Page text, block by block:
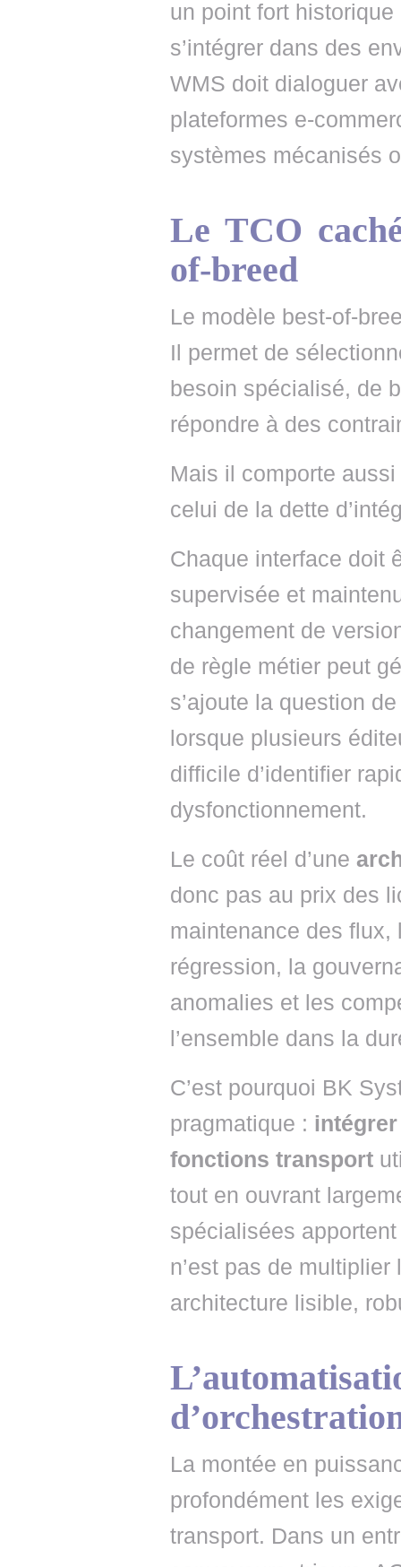
un point fort
s’intégrer dans des
WMS doit dialoguer
plateformes e-
systèmes mécanisés
Le TCO
of-breed
Le modèle best-of-
Il permet de
besoin spécialisé, de
répondre à des
Mais il comporte
celui de la dette
Chaque interface doit
supervisée et
changement de
de règle métier peut
s’ajoute la question
lorsque plusieurs
difficile d’identifier
dysfonctionnement.
Le coût réel d’une
donc pas au prix des
maintenance des
régression, la
anomalies et les
l’ensemble dans la
C’est pourquoi BK
pragmatique :
fonctions transport
tout en ouvrant
spécialisées
n’est pas de
architecture lisible,
La montée en
profondément les
transport. Dans un